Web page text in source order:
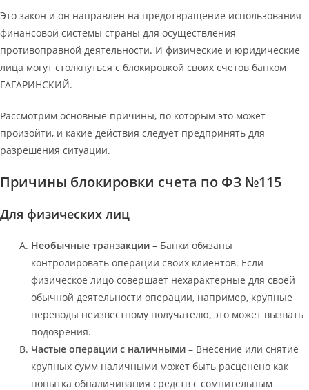
Это закон и он направлен на предотвращение использования
финансовой системы страны для осуществления
противоправной деятельности. И физические и юридические
лица могут столкнуться с блокировкой своих счетов банком
ГАГАРИНСКИЙ.
Рассмотрим основные причины, по которым это может
произойти, и какие действия следует предпринять для
разрешения ситуации.
Причины блокировки счета по ФЗ №115
Для физических лиц
Необычные транзакции – Банки обязаны
контролировать операции своих клиентов. Если
физическое лицо совершает нехарактерные для своей
обычной деятельности операции, например, крупные
переводы неизвестному получателю, это может вызвать
подозрения.
Частые операции с наличными – Внесение или снятие
крупных сумм наличными может быть расценено как
попытка обналичивания средств с сомнительным